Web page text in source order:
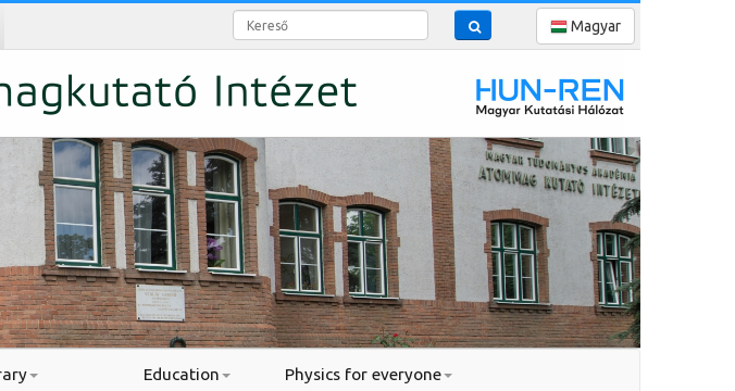
Kereső Magyar
Education Physics for everyone